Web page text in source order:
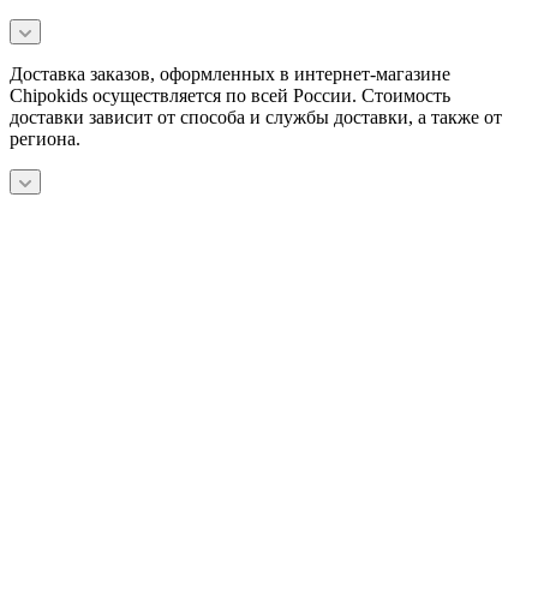
Доставка заказов, оформленных в интернет-магазине
Chipokids осуществляется по всей России. Стоимость
доставки зависит от способа и службы доставки, а также от
региона.